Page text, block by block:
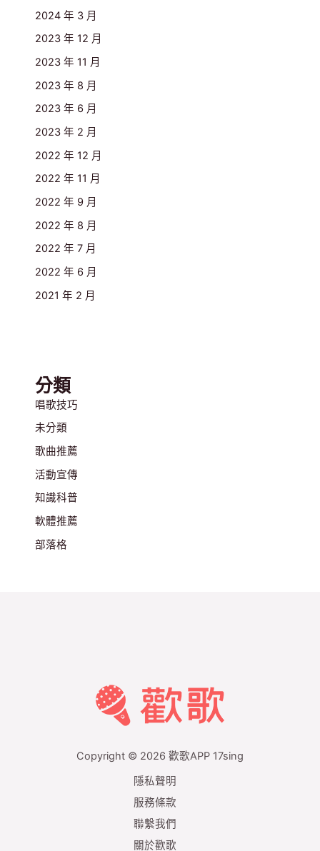
2024 年 3 月
2023 年 12 月
2023 年 11 月
2023 年 8 月
2023 年 6 月
2023 年 2 月
2022 年 12 月
2022 年 11 月
2022 年 9 月
2022 年 8 月
2022 年 7 月
2022 年 6 月
2021 年 2 月
分類
唱歌技巧
未分類
歌曲推薦
活動宣傳
知識科普
軟體推薦
部落格
Copyright © 2026 歡歌APP 17sing
隱私聲明
服務條款
聯繫我們
關於歡歌